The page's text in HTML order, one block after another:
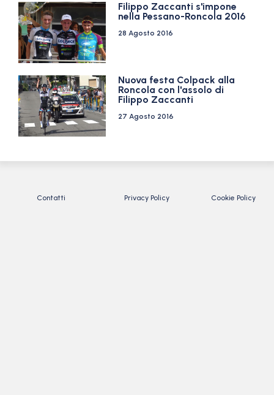
Filippo Zaccanti s'impone
nella Pessano-Roncola 2016
28 Agosto 2016
Nuova festa Colpack alla
Roncola con l'assolo di
Filippo Zaccanti
27 Agosto 2016
Contatti Privacy Policy Cookie Policy